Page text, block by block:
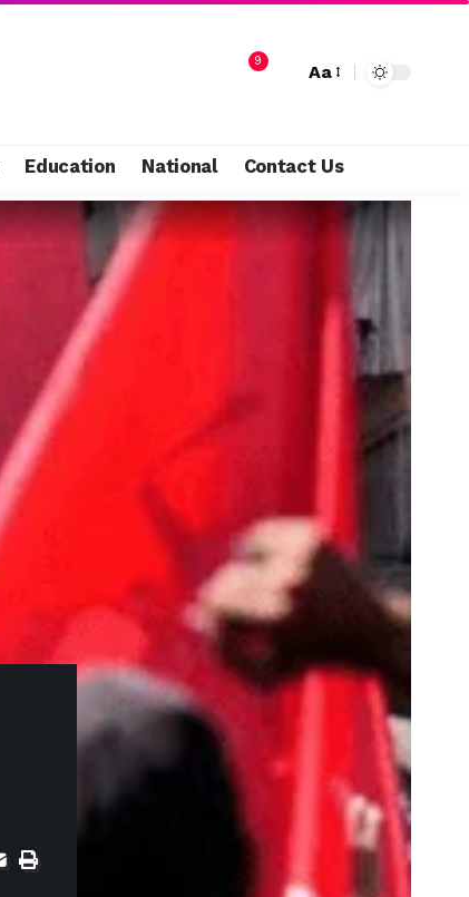
9
Aa
Education National Contact Us